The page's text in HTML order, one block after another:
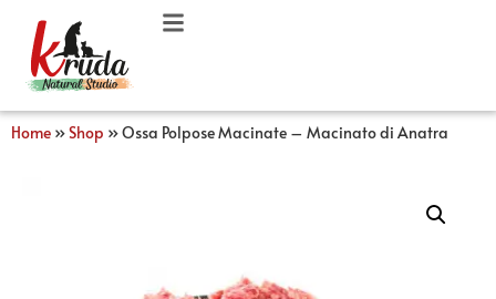
Home »Shop »Ossa Polpose Macinate – Macinato di Anatra